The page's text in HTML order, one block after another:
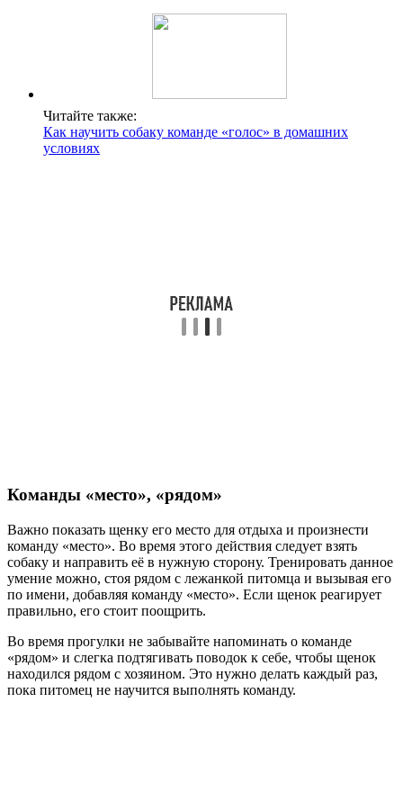
Читайте также:
Как научить собаку команде «голос» в домашних
условиях
Команды «место», «рядом»
Важно показать щенку его место для отдыха и произнести
команду «место». Во время этого действия следует взять
собаку и направить её в нужную сторону. Тренировать данное
умение можно, стоя рядом с лежанкой питомца и вызывая его
по имени, добавляя команду «место». Если щенок реагирует
правильно, его стоит поощрить.
Во время прогулки не забывайте напоминать о команде
«рядом» и слегка подтягивать поводок к себе, чтобы щенок
находился рядом с хозяином. Это нужно делать каждый раз,
пока питомец не научится выполнять команду.